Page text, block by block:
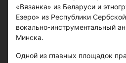
«Вязанка» из Беларуси и
Езеро» из Республики
вокально-инструментальный
Минска.
Одной из главных площадок